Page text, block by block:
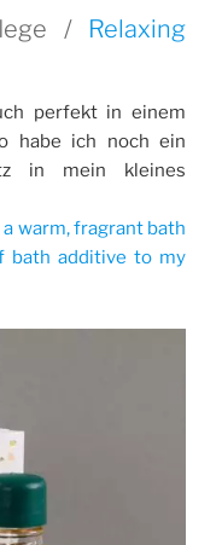
/ Relaxing
perfekt in einem
habe ich noch ein
in mein kleines
warm, fragrant bath
bath additive to my